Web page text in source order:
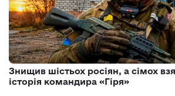
Знищив шістьох росіян, а сімох
історія командира «Гіря»